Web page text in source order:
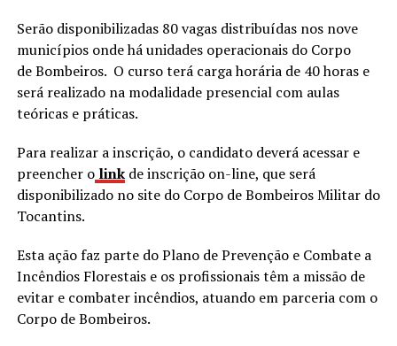
Serão disponibilizadas 80 vagas distribuídas nos nove
municípios onde há unidades operacionais do Corpo
de Bombeiros. O curso terá carga horária de 40 horas e
será realizado na modalidade presencial com aulas
teóricas e práticas.
Para realizar a inscrição, o candidato deverá acessar e
preencher o linkde inscrição on-line, que será
disponibilizado no site do Corpo de Bombeiros Militar do
Tocantins.
Esta ação faz parte do Plano de Prevenção e Combate a
Incêndios Florestais e os profissionais têm a missão de
evitar e combater incêndios, atuando em parceria com o
Corpo de Bombeiros.